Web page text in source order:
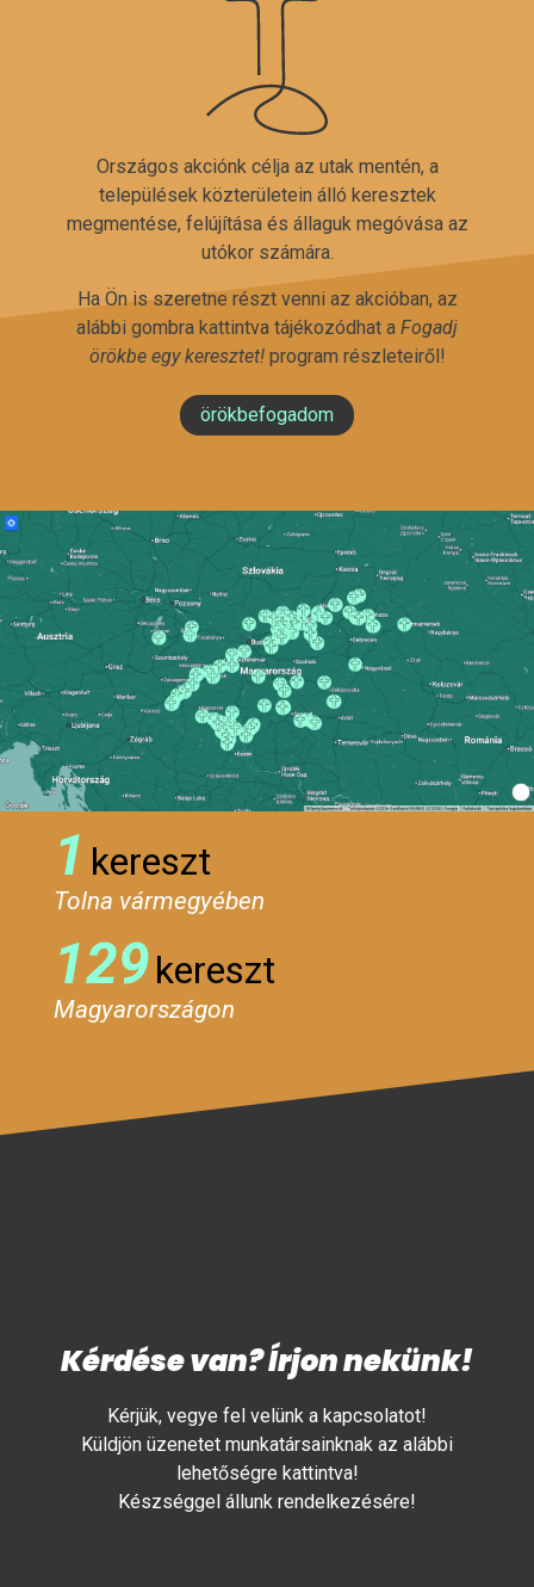
Országos akciónk célja az utak mentén, a
települések közterületein álló keresztek
megmentése, felújítása és állaguk megóvása az
utókor számára.
Ha Ön is szeretne részt venni az akcióban, az
alábbi gombra kattintva tájékozódhat a Fogadj
örökbe egy keresztet!program részleteiről!
örökbefogadom
1 kereszt
Tolna vármegyében
129kereszt
Magyarországon
Kérdése van? Írjon nekünk!
Kérjük, vegye fel velünk a kapcsolatot!
Küldjön üzenetet munkatársainknak az alábbi
lehetőségre kattintva!
Készséggel állunk rendelkezésére!